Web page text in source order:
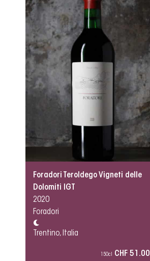
Foradori Teroldego Vigneti delle
Dolomiti IGT
2020
Foradori
Trentino, Italia
150cl CHF 51.00